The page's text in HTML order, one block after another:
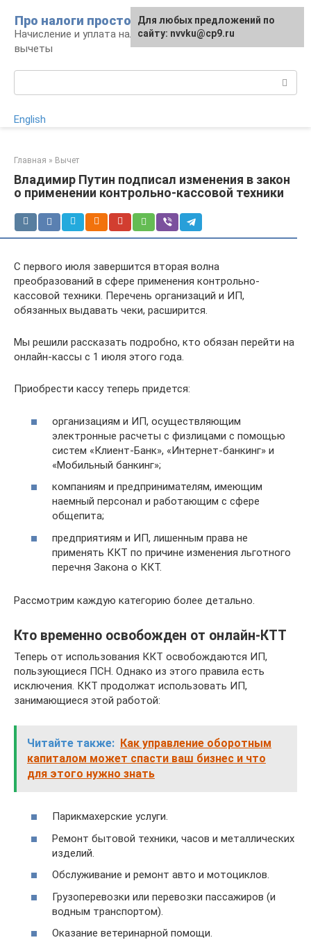
контенту
Про налоги просто
Начисление и уплата налогов, налоговые
вычеты
English
Главная » Вычет
Владимир Путин подписал изменения в закон
о применении контрольно-кассовой техники
С первого июля завершится вторая волна
преобразований в сфере применения контрольно-
кассовой техники. Перечень организаций и ИП,
обязанных выдавать чеки, расширится.
Мы решили рассказать подробно, кто обязан перейти на
онлайн-кассы с 1 июля этого года.
Приобрести кассу теперь придется:
организациям и ИП, осуществляющим
электронные расчеты с физлицами с помощью
систем «Клиент-Банк», «Интернет-банкинг» и
«Мобильный банкинг»;
компаниям и предпринимателям, имеющим
наемный персонал и работающим с сфере
общепита;
предприятиям и ИП, лишенным права не
применять ККТ по причине изменения льготного
перечня Закона о ККТ.
Рассмотрим каждую категорию более детально.
Кто временно освобожден от онлайн-КТТ
Теперь от использования ККТ освобождаются ИП,
пользующиеся ПСН. Однако из этого правила есть
исключения. ККТ продолжат использовать ИП,
занимающиеся этой работой:
Читайте также: Как управление оборотным
капиталом может спасти ваш бизнес и что
для этого нужно знать
Парикмахерские услуги.
Ремонт бытовой техники, часов и металлических
изделий.
Обслуживание и ремонт авто и мотоциклов.
Грузоперевозки или перевозки пассажиров (и
водным транспортом).
Оказание ветеринарной помощи.
Для любых предложений по
сайту: nvvku@cp9.ru